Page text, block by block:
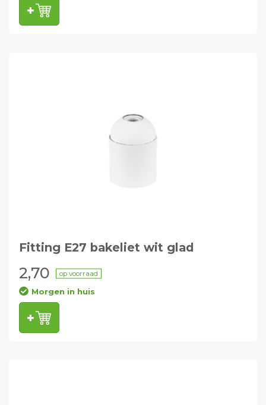
Fitting E27 bakeliet wit glad
2,70 op voorraad
Morgen in huis